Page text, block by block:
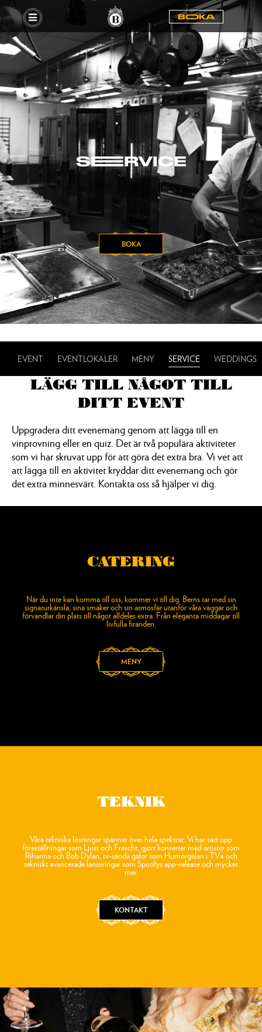
BOOKA
SEERVICE
BOKA
EVENT EVENTLOKALER MENY SERVICE WEDDINGS
LÄGG TILL NÅGOT TILL
DITT EVENT
Uppgradera ditt evenemang genom att lägga till en
vinprovning eller en quiz. Det är två populära aktiviteter
som vi har skruvat upp för att göra det extra bra. Vi vet att
att lägga till en aktivitet kryddar ditt evenemang och gör
det extra minnesvärt. Kontakta oss så hjälper vi dig.
CATERING
När du inte kan komma till oss, kommer vi till dig. Berns tar med sin
signaturkänsla, sina smaker och sin atmosfär utanför våra väggar och
förvandlar din plats till något alldeles extra. Från eleganta middagar till
livfulla firanden.
MENY
TEKNIK
Våra tekniska lösningar spänner över hela spektrat. Vi har satt upp
föreställningar som Ljust och Fräscht, gjort konserter med artister som
Rihanna och Bob Dylan, tv-sända galor som Humorgalan i TV4 och
tekniskt avancerade lanseringar som Spotifys app-release och mycket
mer.
KONTAKT